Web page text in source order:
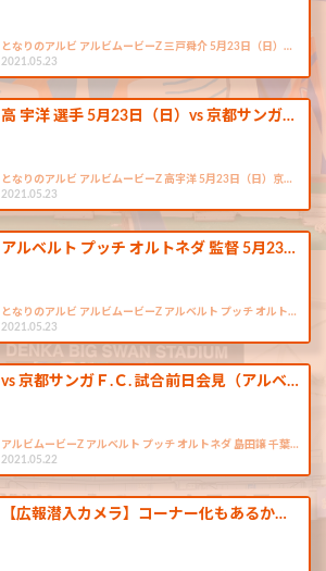
となりのアルビ アルビムービーZ 三戸舜介 5月23日（日）…
2021.05.23
高 宇洋 選手 5月23日（日）vs 京都サンガ…
となりのアルビ アルビムービーZ 高宇洋 5月23日（日）京…
2021.05.23
アルベルト プッチ オルトネダ 監督 5月23…
となりのアルビ アルビムービーZ アルベルト プッチ オルト…
2021.05.23
vs 京都サンガＦ.Ｃ. 試合前日会見（アルベ…
アルビムービーZ アルベルト プッチ オルトネダ 島田譲 千葉…
2021.05.22
【広報潜入カメラ】コーナー化もあるか…